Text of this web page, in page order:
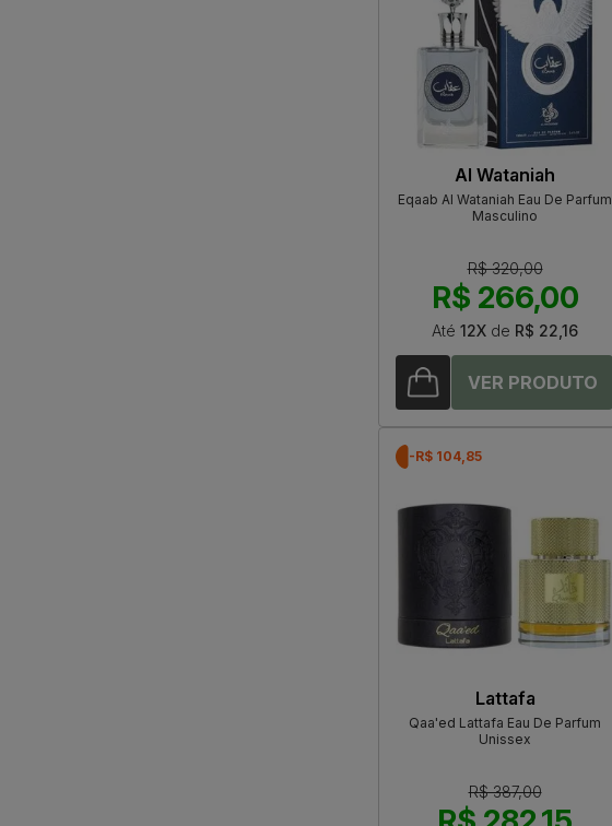
Al Wataniah
Eqaab Al Wataniah Eau De Parfum
Masculino
R$ 320,00
R$ 266,00
Até 12X de R$ 22,16
-R$ 104,85
Lattafa
Qaa'ed Lattafa Eau De Parfum
Unissex
R$ 387,00